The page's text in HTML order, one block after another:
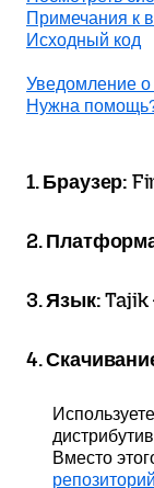
Примечания к
Исходный код
Уведомление
Нужна
1. Браузер:
2.
3. Язык:Tajik
4.
Вместо
репозиторий